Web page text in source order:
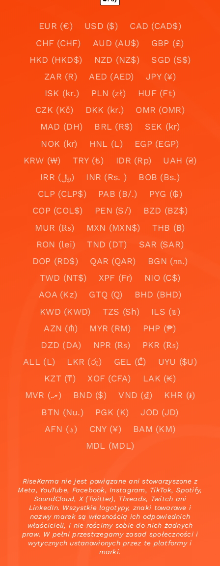
EUR (€) USD ($)
CAD (CAD$)
CHF (CHF)
AUD (AU$)
GBP (£)
HKD (HKD$)
NZD (NZ$)
SGD (S$)
ZAR (R)
AED (AED)
JPY (¥)
ISK (kr.)
PLN (zł)
HUF (Ft)
CZK (Kč)
DKK (kr.)
OMR (OMR)
MAD (DH)
BRL (R$)
SEK (kr)
NOK (kr)
HNL (L)
EGP (EGP)
KRW (₩)
TRY (₺) IDR (Rp)
UAH (₴)
IRR (﷼)
INR (Rs. )
BOB (Bs.)
CLP (CLP$)
PAB (B/.)
PYG (₲)
COP (COL$)
PEN (S/)
BZD (BZ$)
MUR (₨)
MXN (MXN$)
THB (฿)
RON (lei)
TND (DT)
SAR (SAR)
DOP (RD$)
QAR (QAR)
BGN (лв.)
TWD (NT$)
XPF (Fr)
NIO (C$)
AOA (Kz)
GTQ (Q)
BHD (BHD)
KWD (KWD)
TZS (Sh)
ILS (₪)
AZN (₼)
MYR (RM)
PHP (₱)
DZD (DA)
NPR (₨)
PKR (₨)
ALL (L)
LKR (රු) GEL (₾)
UYU ($U)
KZT (₸)
XOF (CFA)
LAK (₭)
MVR (.ރ)
BND ($) VND (₫)
KHR (៛)
BTN (Nu.)
PGK (K)
JOD (JD)
AFN (؋)
CNY (¥)
BAM (KM)
MDL (MDL)
RiseKarma nie jest powiązane ani stowarzyszone z
Meta, YouTube, Facebook, Instagram, TikTok, Spotify,
SoundCloud, X (Twitter), Threads, Twitch ani
LinkedIn. Wszystkie logotypy, znaki towarowe i
nazwy marek są własnością ich odpowiednich
właścicieli, i nie rościmy sobie do nich żadnych
praw. W pełni przestrzegamy zasad społeczności i
wytycznych ustanowionych przez te platformy i
marki.